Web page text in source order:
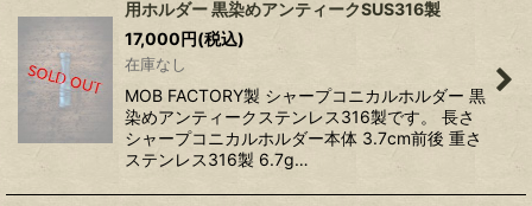
用ホルダー 黒染めアンティークSUS316製
17,000円(税込)
在庫なし
MOB FACTORY製 シャープコニカルホルダー 黒
染めアンティークステンレス316製です。 長さ
シャープコニカルホルダー本体 3.7cm前後 重さ
ステンレス316製 6.7g…